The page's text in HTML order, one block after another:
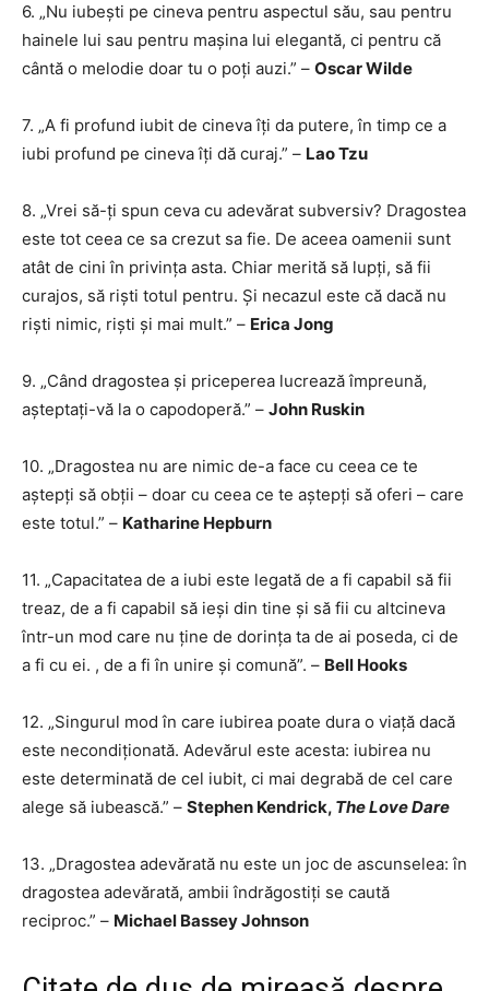
6. „Nu iubești pe cineva pentru aspectul său, sau pentru
hainele lui sau pentru mașina lui elegantă, ci pentru că
cântă o melodie doar tu o poți auzi.” – Oscar Wilde
7. „A fi profund iubit de cineva îți da putere, în timp ce a
iubi profund pe cineva îți dă curaj.” – Lao Tzu
8. „Vrei să-ți spun ceva cu adevărat subversiv? Dragostea
este tot ceea ce sa crezut sa fie. De aceea oamenii sunt
atât de cini în privința asta. Chiar merită să lupți, să fii
curajos, să riști totul pentru. Și necazul este că dacă nu
riști nimic, riști și mai mult.” – Erica Jong
9. „Când dragostea și priceperea lucrează împreună,
așteptați-vă la o capodoperă.” – John Ruskin
10. „Dragostea nu are nimic de-a face cu ceea ce te
aștepți să obții – doar cu ceea ce te aștepți să oferi – care
este totul.” – Katharine Hepburn
11. „Capacitatea de a iubi este legată de a fi capabil să fii
treaz, de a fi capabil să ieși din tine și să fii cu altcineva
într-un mod care nu ține de dorința ta de ai poseda, ci de
a fi cu ei. , de a fi în unire și comună”. – Bell Hooks
12. „Singurul mod în care iubirea poate dura o viață dacă
este necondiționată. Adevărul este acesta: iubirea nu
este determinată de cel iubit, ci mai degrabă de cel care
alege să iubească.” – Stephen Kendrick, The Love Dare
13. „Dragostea adevărată nu este un joc de ascunselea: în
dragostea adevărată, ambii îndrăgostiți se caută
reciproc.” – Michael Bassey Johnson